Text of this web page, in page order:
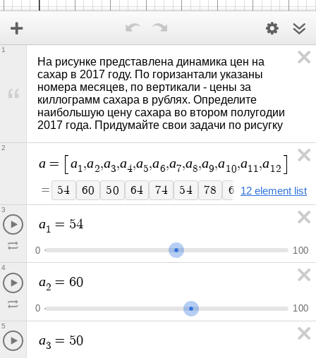
На рисунке представлена динамика цен на
сахар в 2017 году. По горизантали указаны
номера месяцев, по вертикали - цены за
киллограмм сахара в рублях. Определите
наибольшую цену сахара во втором полугодии
2017 года. Придумайте свои задачи по рисугку
1
a = a1,a2,a3,a4,a5,a6,a7,a8,a9,a10,a11,a12
= 54 60 50 64 74 54 78 6 56 62 7
12 element list
2
a1 = 54
0 1 00
3
a2 = 60
0 100
4
a3 = 50
5